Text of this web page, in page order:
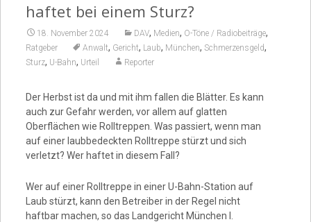
haftet bei einem Sturz?
18. November 2024 DAV, Medien, O-Töne / Radiobeiträge,
Ratgeber Anwalt, Gericht, Laub, München, Schmerzensgeld,
Sturz, U-Bahn, Urteil Reporter
Der Herbst ist da und mit ihm fallen die Blätter. Es kann
auch zur Gefahr werden, vor allem auf glatten
Oberflächen wie Rolltreppen. Was passiert, wenn man
auf einer laubbedeckten Rolltreppe stürzt und sich
verletzt? Wer haftet in diesem Fall?
Wer auf einer Rolltreppe in einer U-Bahn-Station auf
Laub stürzt, kann den Betreiber in der Regel nicht
haftbar machen, so das Landgericht München I.